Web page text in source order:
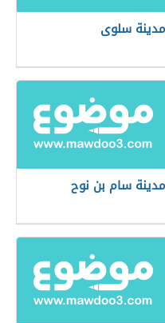
مدينة سلوى
مدينة سام بن نوح